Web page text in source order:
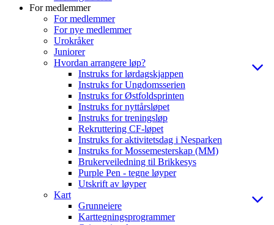
For medlemmer
For medlemmer
For nye medlemmer
Urokråker
Juniorer
Hvordan arrangere løp?
Instruks for lørdagskjappen
Instruks for Ungdomsserien
Instruks for Østfoldsprinten
Instruks for nyttårsløpet
Instruks for treningsløp
Rekruttering CF-løpet
Instruks for aktivitetsdag i Nesparken
Instruks for Mossemesterskap (MM)
Brukerveiledning til Brikkesys
Purple Pen - tegne løyper
Utskrift av løyper
Kart
Grunneiere
Karttegningsprogrammer